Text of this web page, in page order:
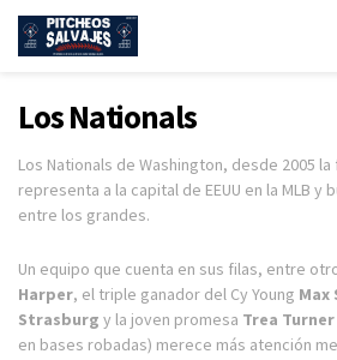
Los Nationals
Los Nationals de Washington, desde 2005
representa a la capital de EEUU en la MLB y
entre los grandes.
Un equipo que cuenta en sus filas, entre
Harper, el triple ganador del Cy Young Max
Strasburg y la joven promesa Trea Turner
en bases robadas) merece más atención